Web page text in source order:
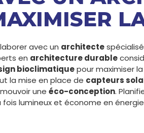
avec un architecte
en architecture durable
bioclimatiquepour maximiser
la mise en place de capteurs
une éco-conception.
fois lumineux et économe en